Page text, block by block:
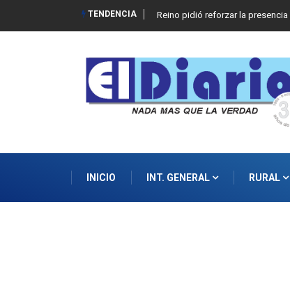
TENDENCIA Reino pidió reforzar la
INICIO INT. GENERAL RURAL